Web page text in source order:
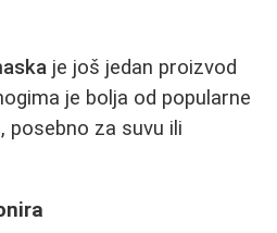
je još jedan proizvod
je bolja od popularne
posebno za suvu ili